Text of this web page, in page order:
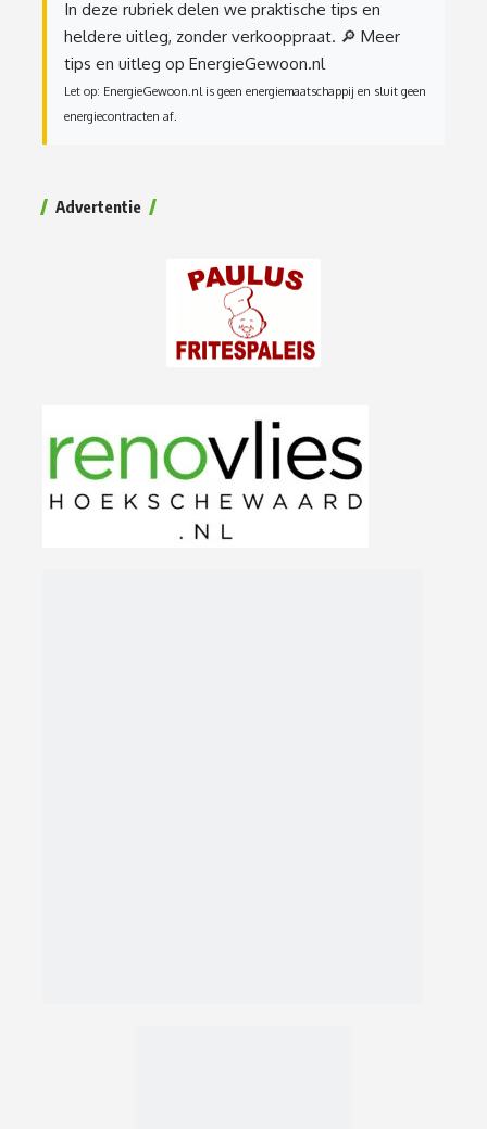
In deze rubriek delen we praktische tips en
heldere uitleg, zonder verkooppraat. 🔎 Meer
tips en uitleg op EnergieGewoon.nl
Let op: EnergieGewoon.nl is geen energiemaatschappij en sluit geen
energiecontracten af.
Advertentie